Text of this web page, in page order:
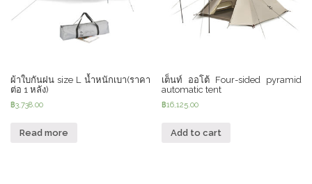
ผ้าใบกันฝน size L น้ำหนักเบา(ราคา
ต่อ 1 หลัง)
฿3,738.00
Read more
เต็นท์ ออโต้ Four-sided pyramid
automatic tent
฿16,125.00
Add to cart